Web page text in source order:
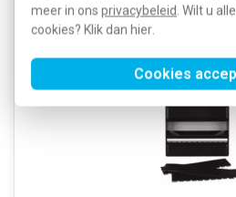
meer in ons privacybeleid. Wilt u
cookies? Klik dan hier.
Cookies